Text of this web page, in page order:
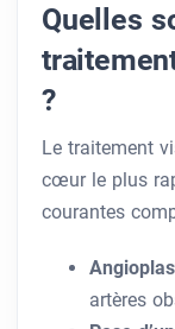
Quelles
?
Le traitement
cœur le plus
courantes
artères